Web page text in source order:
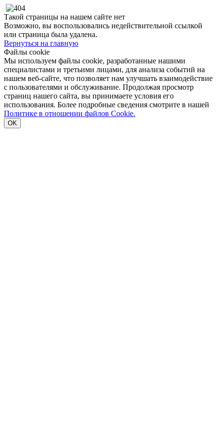
Такой страницы на нашем сайте нет
Возможно, вы воспользовались недействительной ссылкой
или страница была удалена.
Вернуться на главную
Файлы cookie
Мы используем файлы cookie, разработанные нашими
специалистами и третьими лицами, для анализа событий на
нашем веб-сайте, что позволяет нам улучшать взаимодействие
с пользователями и обслуживание. Продолжая просмотр
страниц нашего сайта, вы принимаете условия его
использования. Более подробные сведения смотрите в нашей
Политике в отношении файлов Cookie.
OK